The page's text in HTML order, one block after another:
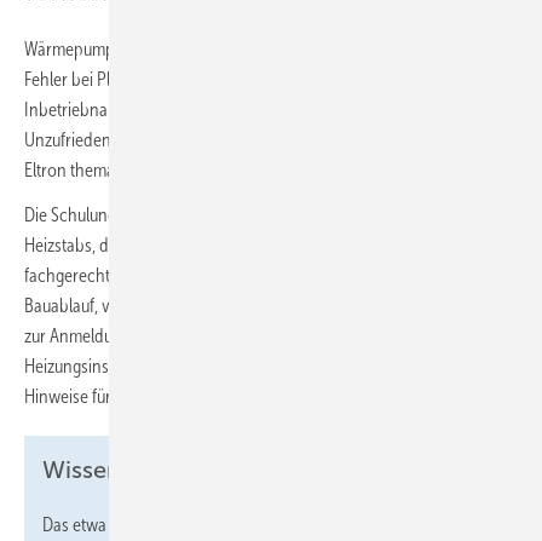
Wärmepumpen gelten als robuste Wärmeerzeuger. Dennoch können
Fehler bei Planung, Auslegung, Installation, Hydraulik und
Inbetriebnahme das Gesamtergebnis beeinträchtigen und zu
Unzufriedenheit bei den Nutzern führen. Die Referenten von Stiebel
Eltron thematisieren diese potenziellen Fehler offen.
Die Schulung behandelt u.a. die Auslegung der Wärmepumpe und des
Heizstabs, die korrekte Berechnung des Volumenstroms sowie die
fachgerechte Ausführung des Kondensatablaufs. Sie orientiert sich am
Bauablauf, von der ersten Argumentation für eine Wärmepumpe bis
zur Anmeldung beim Energieversorger. Damit bietet sie Planern,
Heizungsinstallateuren und Elektrikern gleichermaßen relevante
Hinweise für ihr Tagesgeschäft.
Wissensvorsprung für die Wärmewende:
Das etwa zweistündige Webinar richtet sich an alle